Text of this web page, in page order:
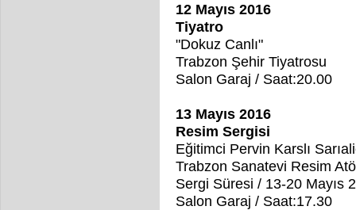
12 Mayıs 2016
Tiyatro
"Dokuz Canlı"
Trabzon Şehir Tiyatrosu
Salon Garaj / Saat:20.00
13 Mayıs 2016
Resim Sergisi
Eğitimci Pervin Karslı
Trabzon Sanatevi Resim
Sergi Süresi / 13-20 Mayıs
Salon Garaj / Saat:17.30